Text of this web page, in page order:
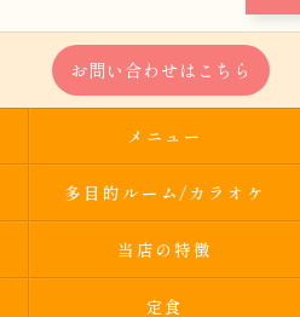
お問い合わせはこちら
メニュー
多目的ルーム/カラオケ
当店の特徴
定食